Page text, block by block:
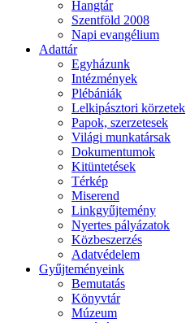
Hangtár
Szentföld 2008
Napi evangélium
Adattár
Egyházunk
Intézmények
Plébániák
Lelkipásztori körzetek
Papok, szerzetesek
Világi munkatársak
Dokumentumok
Kitüntetések
Térkép
Miserend
Linkgyűjtemény
Nyertes pályázatok
Közbeszerzés
Adatvédelem
Gyűjteményeink
Bemutatás
Könyvtár
Múzeum